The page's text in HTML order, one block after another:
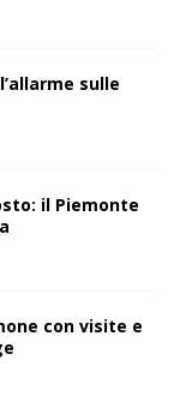
sulle
il Piemonte
con visite e